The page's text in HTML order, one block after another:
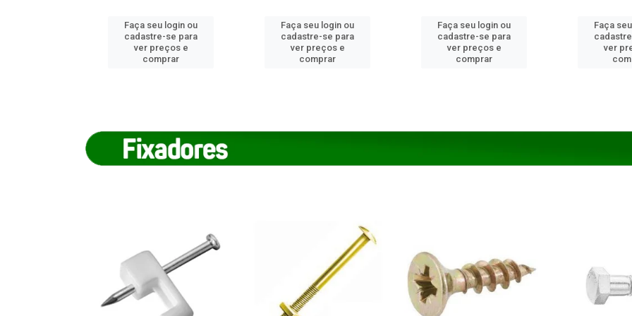
Faça seu login ou
cadastre-se para
ver preços e
comprar
Faça seu login ou
cadastre-se para
ver preços e
comprar
Faça seu login ou
cadastre-se para
ver preços e
comprar
Faça
ver